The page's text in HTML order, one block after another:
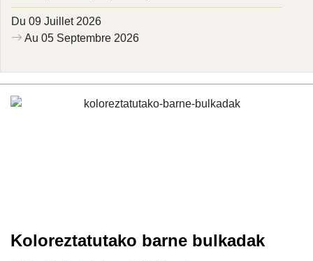
Du 09 Juillet 2026
Au 05 Septembre 2026
Koloreztatutako barne bulkadak